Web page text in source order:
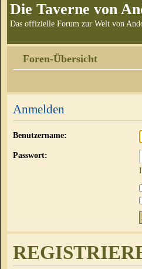
Die Taverne von
Das offizielle Forum zur Welt von
Foren-Übersicht
Anmelden
Benutzername:
Passwort: